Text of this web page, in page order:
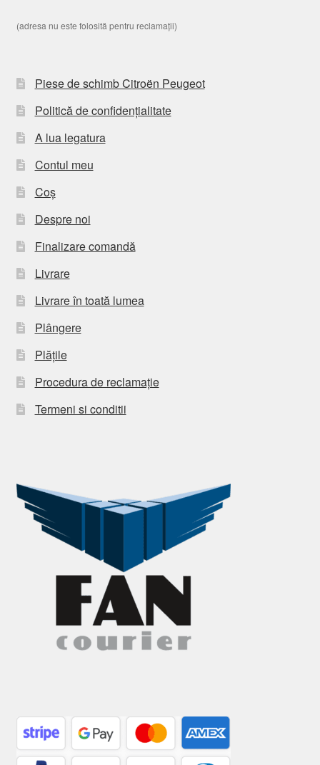
(adresa nu este folosită pentru reclamații)
Piese de schimb Citroën Peugeot
Politică de confidențialitate
A lua legatura
Contul meu
Coș
Despre noi
Finalizare comandă
Livrare
Livrare în toată lumea
Plângere
Plățile
Procedura de reclamație
Termeni si conditii